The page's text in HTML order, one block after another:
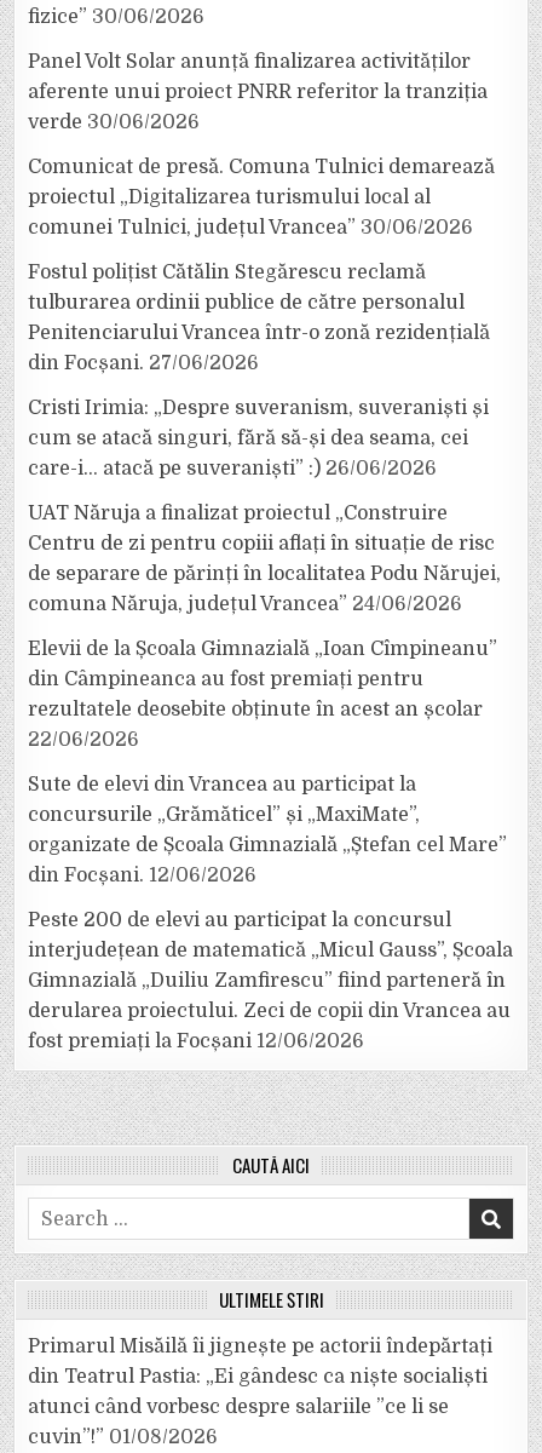
fizice” 30/06/2026
Panel Volt Solar anunță finalizarea activităților
aferente unui proiect PNRR referitor la tranziția
verde 30/06/2026
Comunicat de presă. Comuna Tulnici demarează
proiectul „Digitalizarea turismului local al
comunei Tulnici, județul Vrancea” 30/06/2026
Fostul polițist Cătălin Stegărescu reclamă
tulburarea ordinii publice de către personalul
Penitenciarului Vrancea într-o zonă rezidențială
din Focșani. 27/06/2026
Cristi Irimia: „Despre suveranism, suveraniști și
cum se atacă singuri, fără să-și dea seama, cei
care-i… atacă pe suveraniști” :) 26/06/2026
UAT Năruja a finalizat proiectul „Construire
Centru de zi pentru copiii aflați în situație de risc
de separare de părinți în localitatea Podu Nărujei,
comuna Năruja, județul Vrancea” 24/06/2026
Elevii de la Școala Gimnazială „Ioan Cîmpineanu”
din Câmpineanca au fost premiați pentru
rezultatele deosebite obținute în acest an școlar
22/06/2026
Sute de elevi din Vrancea au participat la
concursurile „Grămăticel” și „MaxiMate”,
organizate de Școala Gimnazială „Ștefan cel Mare”
din Focșani. 12/06/2026
Peste 200 de elevi au participat la concursul
interjudețean de matematică „Micul Gauss”, Școala
Gimnazială „Duiliu Zamfirescu” fiind parteneră în
derularea proiectului. Zeci de copii din Vrancea au
fost premiați la Focșani 12/06/2026
CAUTĂ AICI
Search
for:
ULTIMELE ȘTIRI
Primarul Misăilă îi jignește pe actorii îndepărtați
din Teatrul Pastia: „Ei gândesc ca niște socialiști
atunci când vorbesc despre salariile ”ce li se
cuvin”!” 01/08/2026